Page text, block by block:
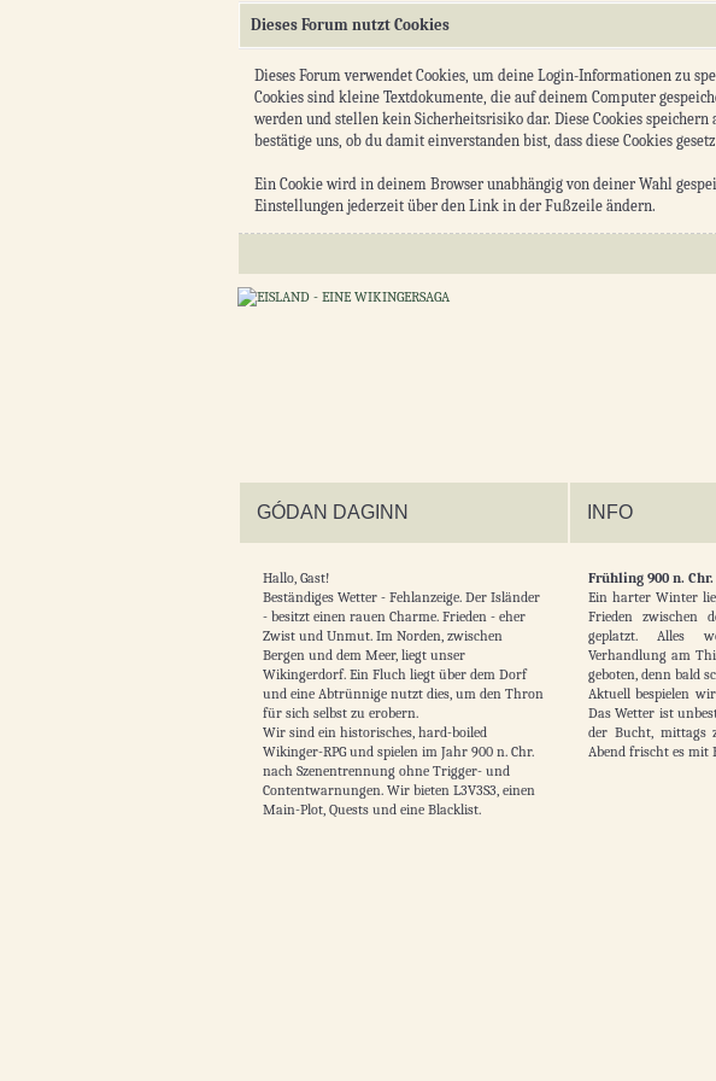
Dieses Forum nutzt Cookies
Dieses Forum verwendet Cookies, um deine Login-Informationen zu
Cookies sind kleine Textdokumente, die auf deinem Computer
werden und stellen kein Sicherheitsrisiko dar. Diese Cookies
bestätige uns, ob du damit einverstanden bist, dass diese Cookies
Ein Cookie wird in deinem Browser unabhängig von deiner Wahl
Einstellungen jederzeit über den Link in der Fußzeile ändern.
GÓDAN DAGINN INFO
Hallo, Gast!
Beständiges Wetter - Fehlanzeige. Der Isländer
- besitzt einen rauen Charme. Frieden - eher
Zwist und Unmut. Im Norden, zwischen
Bergen und dem Meer, liegt unser
Wikingerdorf. Ein Fluch liegt über dem Dorf
und eine Abtrünnige nutzt dies, um den Thron
für sich selbst zu erobern.
Wir sind ein historisches, hard-boiled
Wikinger-RPG und spielen im Jahr 900 n. Chr.
nach Szenentrennung ohne Trigger- und
Contentwarnungen. Wir bieten L3V3S3, einen
Main-Plot, Quests und eine Blacklist.
Frühling 900 n. Chr.
Ein harter Winter
Frieden zwischen
geplatzt. Alles
Verhandlung am
geboten, denn bald
Aktuell bespielen
Das Wetter ist
der Bucht, mittags
Abend frischt es mit